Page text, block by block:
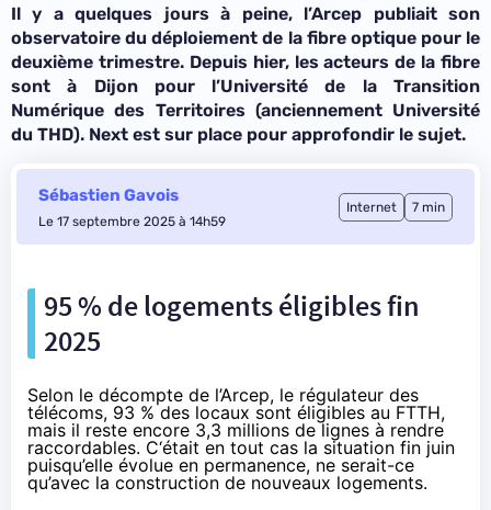
Il y a quelques jours à peine, l’Arcep publiait son
observatoire du déploiement de la fibre optique pour le
deuxième trimestre. Depuis hier, les acteurs de la fibre
sont à Dijon pour l’Université de la Transition
Numérique des Territoires (anciennement Université
du THD). Next est sur place pour approfondir le sujet.
Sébastien Gavois
Le 17 septembre 2025 à 14h59
Internet 7 min
95 % de logements éligibles fin
2025
Selon le décompte de l’Arcep, le régulateur des
télécoms, 93 % des locaux sont éligibles au FTTH,
mais il reste encore 3,3 millions de lignes à rendre
raccordables. C‘était en tout cas la situation fin juin
puisqu’elle évolue en permanence, ne serait-ce
qu’avec la construction de nouveaux logements.